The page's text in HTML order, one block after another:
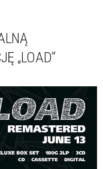
„LOAD”